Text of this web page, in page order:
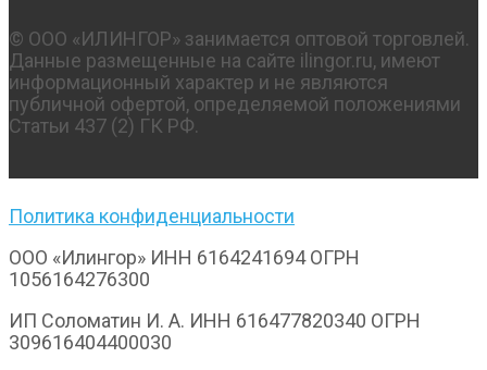
© OOO «ИЛИНГОР» занимается оптовой торговлей.
Данные размещенные на сайте ilingor.ru, имеют
информационный характер и не являются
публичной офертой, определяемой положениями
Статьи 437 (2) ГК РФ.
Политика конфиденциальности
ООО «Илингор» ИНН 6164241694 ОГРН
1056164276300
ИП Соломатин И. А. ИНН 616477820340 ОГРН
309616404400030